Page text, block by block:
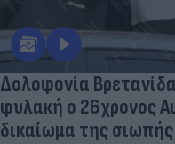
Δολοφονία
φυλακή ο 26χρονος
δικαίωμα της σιωπής